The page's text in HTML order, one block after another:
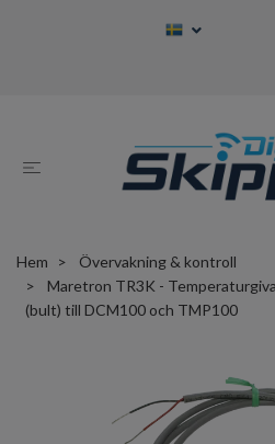
Hem
Övervakning & kontroll
Maretron TR3K -
(bult) till DCM100 och TMP100